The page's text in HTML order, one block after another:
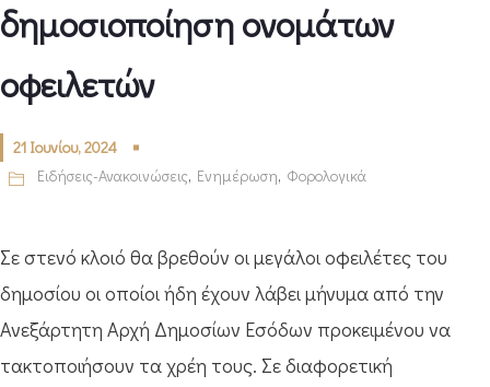
δημοσιοποίηση ονομάτων
οφειλετών
21 Ιουνίου, 2024
Ειδήσεις-Ανακοινώσεις, Ενημέρωση, Φορολογικά
Σε στενό κλοιό θα βρεθούν οι μεγάλοι οφειλέτες του
δημοσίου οι οποίοι ήδη έχουν λάβει μήνυμα από την
Ανεξάρτητη Αρχή Δημοσίων Εσόδων προκειμένου να
τακτοποιήσουν τα χρέη τους. Σε διαφορετική